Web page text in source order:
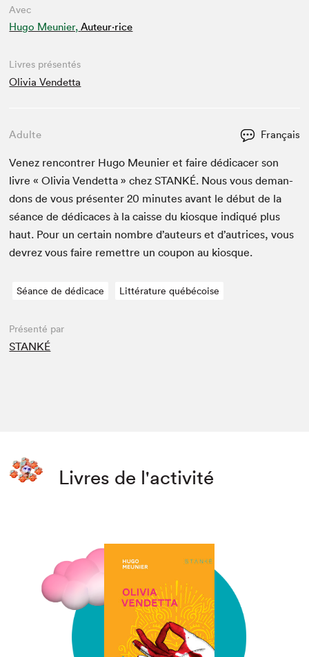
Avec
Hugo Meunier, Auteur·rice
Livres présentés
Olivia Vendetta
Adulte Français
Venez ren­con­tr­er Hugo Meu­nier et faire dédi­cac­er son
livre « Olivia Vendet­ta » chezSTANKÉ. Nous vous deman­
dons de vous présen­ter20 min­utes avant le début de la
séance de dédi­caces à la caisse du kiosque indiqué plus
haut. Pour un cer­tain nom­bre d’auteurs et d’autrices, vous
devrez vous faire remet­tre un coupon au kiosque.
Séance de dédicace Littérature québécoise
Présenté par
STANKÉ
Livres de l'activité